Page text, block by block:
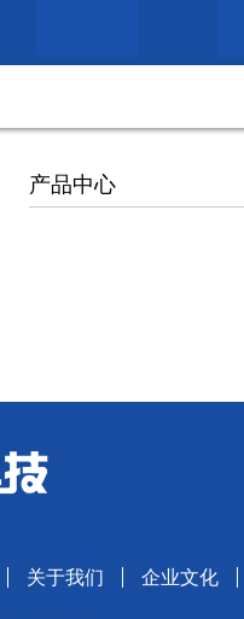
产品中心
关于我们 企业文化